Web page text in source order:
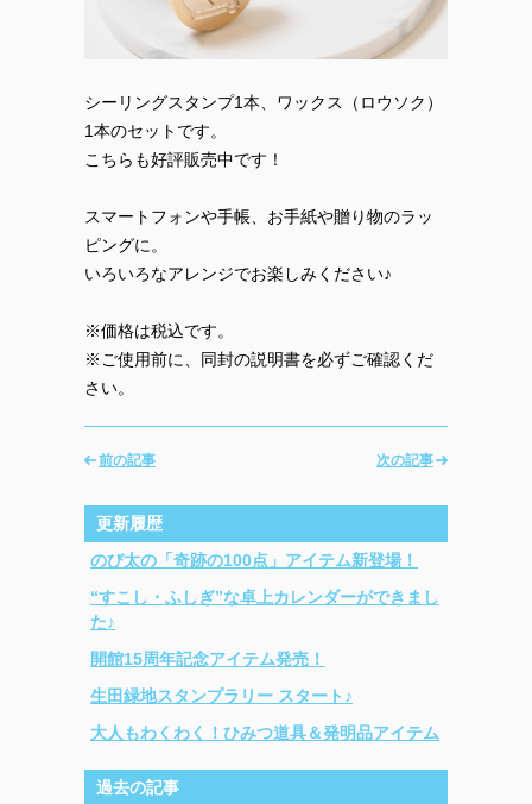
シーリングスタンプ1本、ワックス（ロウソク）
1本のセットです。
こちらも好評販売中です！
スマートフォンや手帳、お手紙や贈り物のラッ
ピングに。
いろいろなアレンジでお楽しみください♪
※価格は税込です。
※ご使用前に、同封の説明書を必ずご確認くだ
さい。
次の記事
前の記事
更新履歴
のび太の「奇跡の100点」アイテム新登場！
“すこし・ふしぎ”な卓上カレンダーができまし
た♪
開館15周年記念アイテム発売！
生田緑地スタンプラリー スタート♪
大人もわくわく！ひみつ道具＆発明品アイテム
過去の記事